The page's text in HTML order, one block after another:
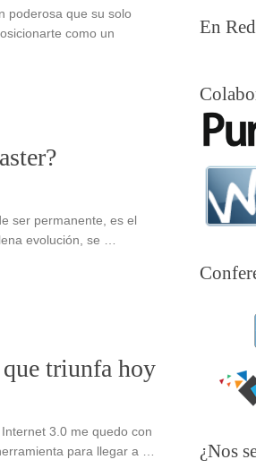
poderosa que su solo
como un
ser permanente, es el
evolución, se …
triunfa hoy
3.0 me quedo con
para llegar a …
En
¿Nos